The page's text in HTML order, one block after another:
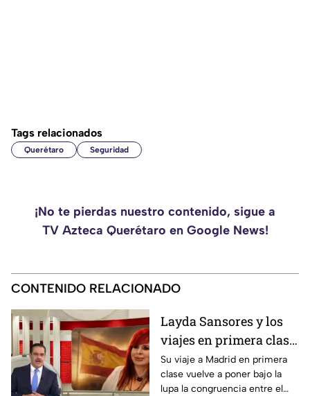
Tags relacionados
Querétaro Seguridad
¡No te pierdas nuestro contenido, sigue a
TV Azteca Querétaro en Google News!
CONTENIDO RELACIONADO
Layda Sansores y los
viajes en primera clase
que reavivan el debate
sobre la austeridad
Su viaje a Madrid en primera
clase vuelve a poner bajo la
lupa la congruencia entre el